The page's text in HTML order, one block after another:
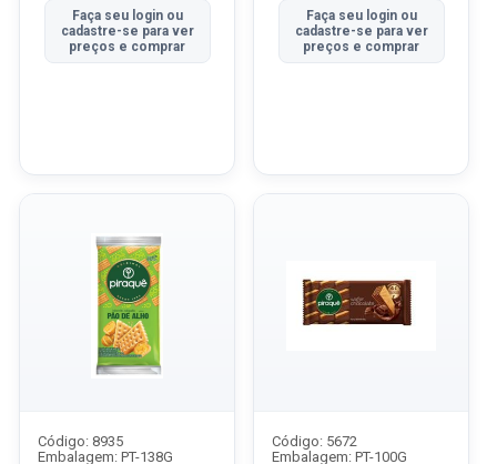
Faça seu login ou
cadastre-se para ver
preços e comprar
Faça seu login ou
cadastre-se para ver
preços e comprar
Código: 8935
Embalagem: PT-138G
Código: 5672
Embalagem: PT-100G